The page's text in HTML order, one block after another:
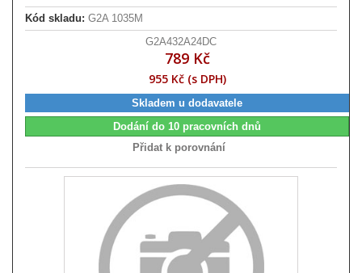
Kód skladu: G2A 1035M
G2A432A24DC
789 Kč
955 Kč (s DPH)
Skladem u dodavatele
Dodání do 10 pracovních dnů
Přidat k porovnání